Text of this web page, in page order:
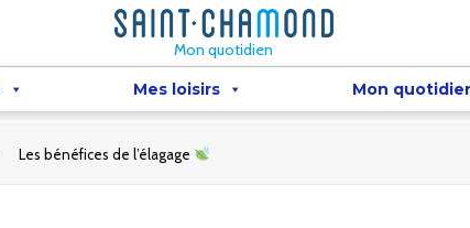
Mon quotidien
Mes loisirs Mon
Les bénéfices de l’élagage